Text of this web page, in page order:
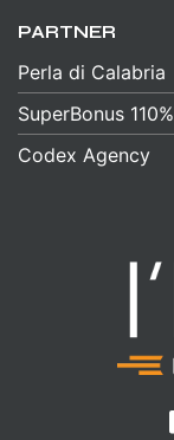
PARTNER
Perla di Calabria
SuperBonus 110%
Codex Agency